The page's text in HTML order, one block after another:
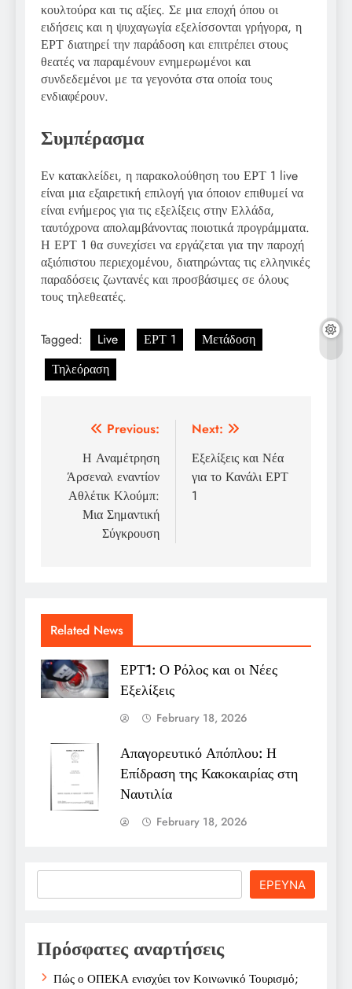
κουλτούρα και τις αξίες. Σε μια εποχή όπου οι
ειδήσεις και η ψυχαγωγία εξελίσσονται γρήγορα, η
ΕΡΤ διατηρεί την παράδοση και επιτρέπει στους
θεατές να παραμένουν ενημερωμένοι και
συνδεδεμένοι με τα γεγονότα στα οποία τους
ενδιαφέρουν.
Συμπέρασμα
Εν κατακλείδει, η παρακολούθηση του ΕΡΤ 1 live
είναι μια εξαιρετική επιλογή για όποιον επιθυμεί να
είναι ενήμερος για τις εξελίξεις στην Ελλάδα,
ταυτόχρονα απολαμβάνοντας ποιοτικά προγράμματα.
Η ΕΡΤ 1 θα συνεχίσει να εργάζεται για την παροχή
αξιόπιστου περιεχομένου, διατηρώντας τις ελληνικές
παραδόσεις ζωντανές και προσβάσιμες σε όλους
τους τηλεθεατές.
Tagged: Live ΕΡΤ 1
Μετάδοση
Τηλεόραση
Post
navigation
Previous:
Η Αναμέτρηση
Άρσεναλ εναντίον
Αθλέτικ Κλούμπ:
Μια Σημαντική
Σύγκρουση
Next:
Εξελίξεις και Νέα
για το Κανάλι ΕΡΤ
1
Related News
ΕΡΤ1: Ο Ρόλος και οι Νέες
Εξελίξεις
February 18, 2026
Απαγορευτικό Απόπλου: Η
Επίδραση της Κακοκαιρίας στη
Ναυτιλία
February 18, 2026
ΕΡΕΥΝΑ
Πρόσφατες αναρτήσεις
Πώς ο ΟΠΕΚΑ ενισχύει τον Κοινωνικό Τουρισμό;